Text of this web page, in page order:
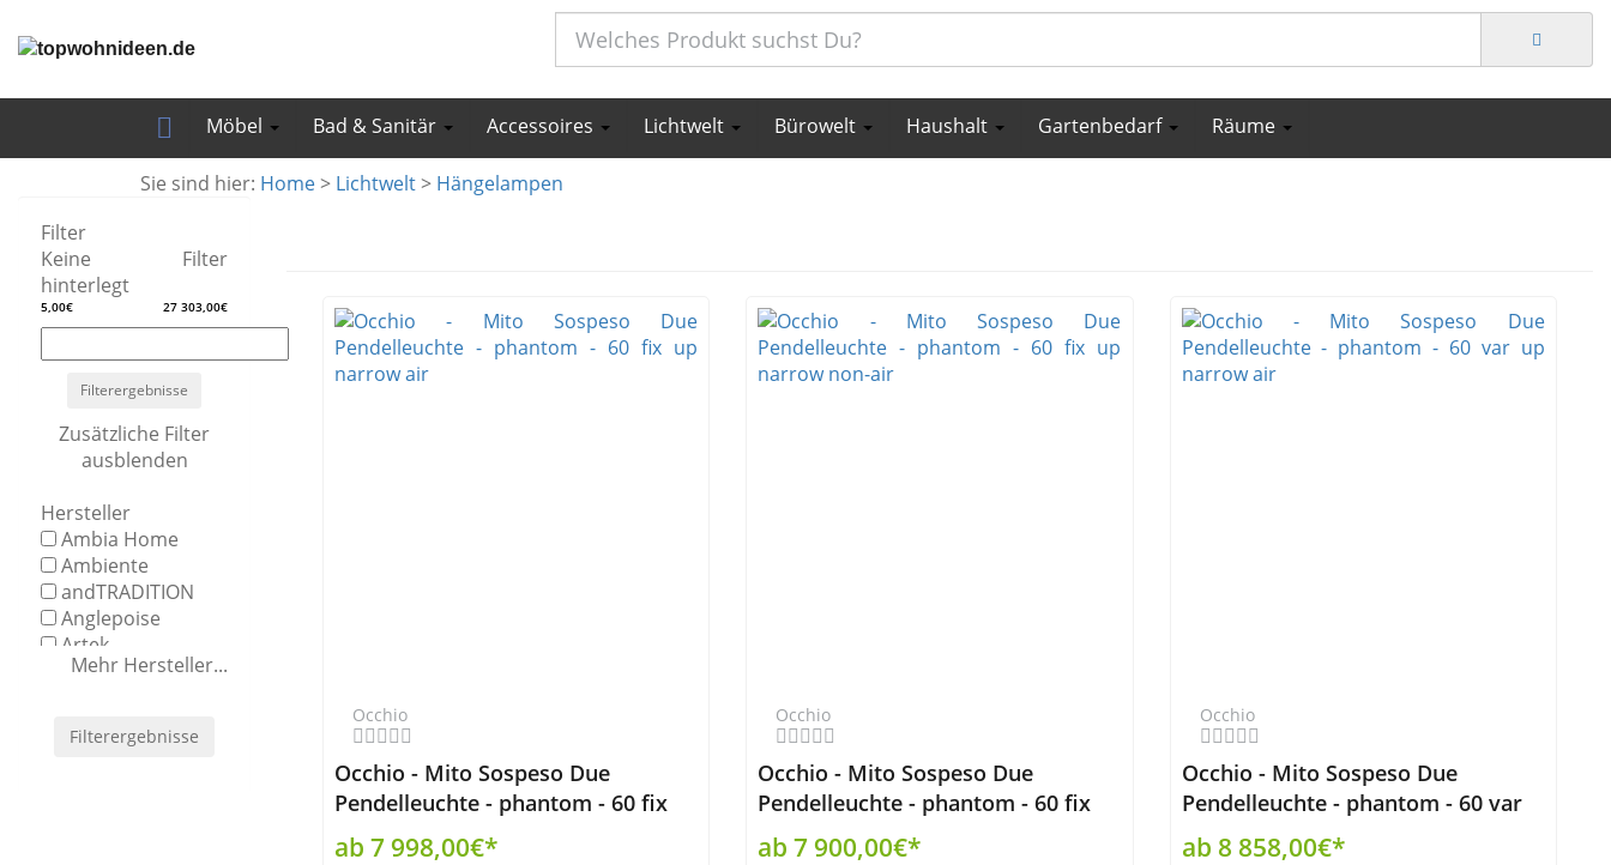
Möbel
Bad & Sanitär Accessoires Lichtwelt Bürowelt Haushalt Gartenbedarf Räume
Sie sind hier: Home> Lichtwelt> Hängelampen
Filter
Keine Filter
hinterlegt
5,00€ 27 303,00€
Filterergebnisse
Zusätzliche Filter
ausblenden
Hersteller
Ambia Home
Ambiente
andTRADITION
Anglepoise
Artek
Mehr Hersteller...
Filterergebnisse
Occhio
Occhio - Mito Sospeso Due
Pendelleuchte - phantom - 60 fix
up narrow air
ab 7 998,00€*
Occhio
Occhio - Mito Sospeso Due
Pendelleuchte - phantom - 60 fix
up narrow non-air
ab 7 900,00€*
Occhio
Occhio - Mito Sospeso Due
Pendelleuchte - phantom - 60 var
up narrow air
ab 8 858,00€*